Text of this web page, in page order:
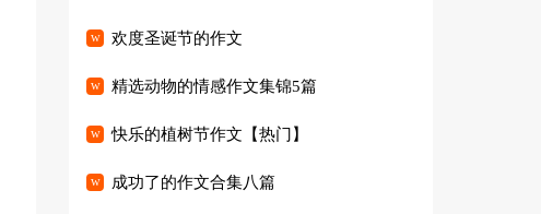
欢度圣诞节的作文
精选动物的情感作文集锦5篇
快乐的植树节作文【热门】
成功了的作文合集八篇